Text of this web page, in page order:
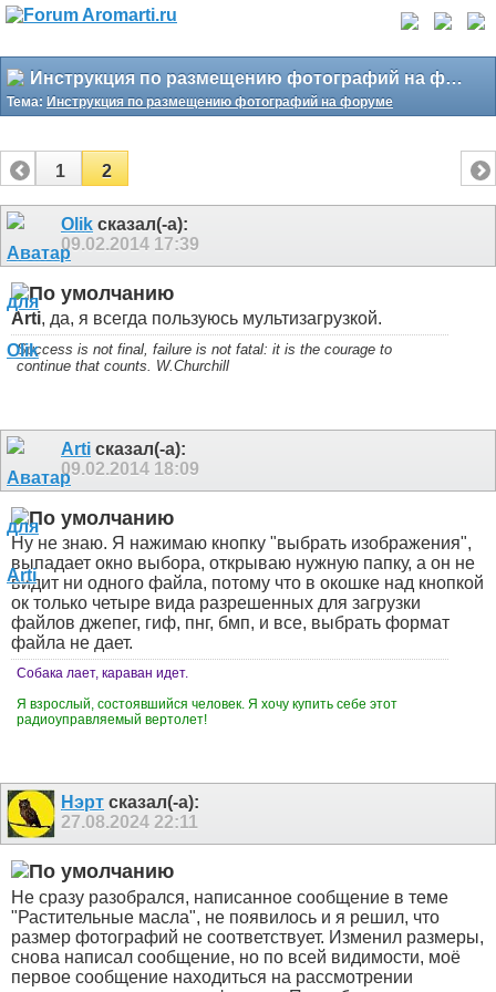
Инструкция по размещению фотографий на форуме
Тема: Инструкция по размещению фотографий на форуме
1 2
Olik сказал(-а):
09.02.2014 17:39
Arti, да, я всегда пользуюсь мультизагрузкой.
Success is not final, failure is not fatal: it is the courage to
continue that counts. W.Churchill
Arti сказал(-а):
09.02.2014 18:09
Ну не знаю. Я нажимаю кнопку "выбрать изображения",
выпадает окно выбора, открываю нужную папку, а он не
видит ни одного файла, потому что в окошке над кнопкой
ок только четыре вида разрешенных для загрузки
файлов джепег, гиф, пнг, бмп, и все, выбрать формат
файла не дает.
Собака лает, караван идет.
Я взрослый, состоявшийся человек. Я хочу купить себе этот
радиоуправляемый вертолет!
Нэрт сказал(-а):
27.08.2024 22:11
Не сразу разобрался, написанное сообщение в теме
"Растительные масла", не появилось и я решил, что
размер фотографий не соответствует. Изменил размеры,
снова написал сообщение, но по всей видимости, моё
первое сообщение находиться на рассмотрении